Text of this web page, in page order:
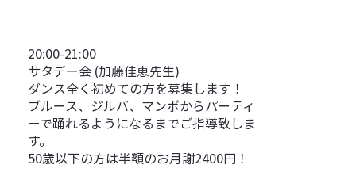
20:00-21:00
サタデー会 (加藤佳恵先生)
ダンス全く初めての方を募集します！
ブルース、ジルバ、マンボからパーティ
ーで踊れるようになるまでご指導致しま
す。
50歳以下の方は半額のお月謝2400円！